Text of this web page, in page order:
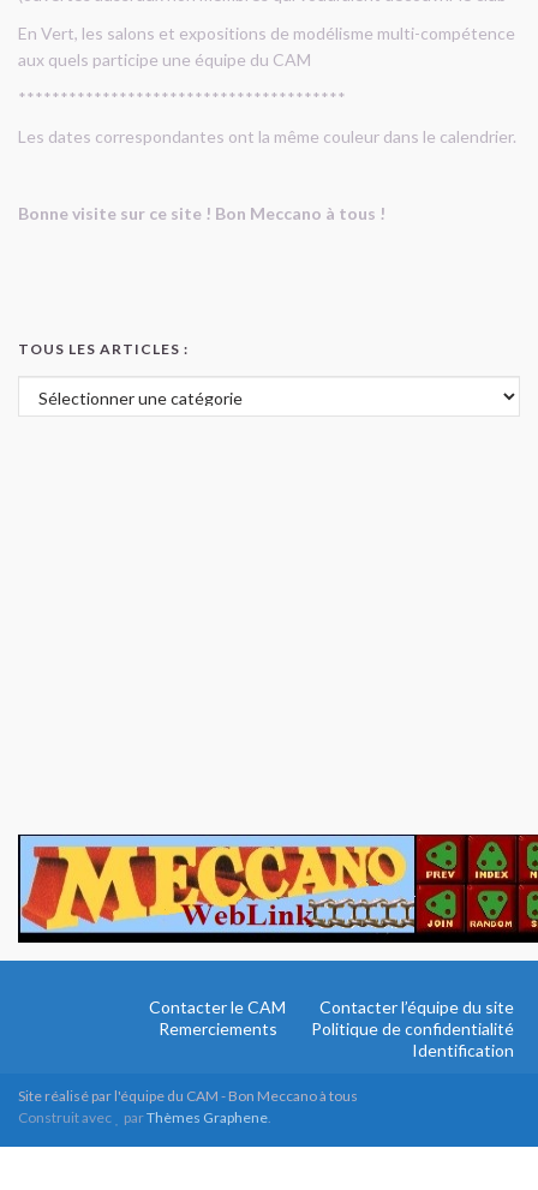
En Vert, les salons et expositions de modélisme multi-compétence
aux quels participe une équipe du CAM
***************************************
Les dates correspondantes ont la même couleur dans le calendrier.
Bonne visite sur ce site ! Bon Meccano à tous !
TOUS LES ARTICLES :
Tous les articles :
Contacter le CAM
Contacter l’équipe du site
Remerciements
Politique de confidentialité
Identification
Site réalisé par l'équipe du CAM - Bon Meccano à tous
Construit avec
parThèmes Graphene